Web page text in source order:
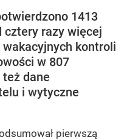
1413
cztery razy więcej
kontroli
w 807
dane
i wytyczne
pierwszą